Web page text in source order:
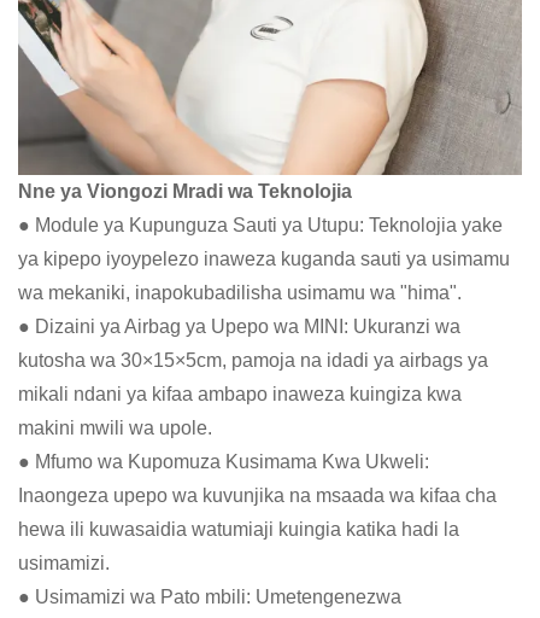
Nne ya Viongozi Mradi wa Teknolojia
● Module ya Kupunguza Sauti ya Utupu: Teknolojia yake
ya kipepo iyoypelezo inaweza kuganda sauti ya usimamu
wa mekaniki, inapokubadilisha usimamu wa "hima".
● Dizaini ya Airbag ya Upepo wa MINI: Ukuranzi wa
kutosha wa 30×15×5cm, pamoja na idadi ya airbags ya
mikali ndani ya kifaa ambapo inaweza kuingiza kwa
makini mwili wa upole.
● Mfumo wa Kupomuza Kusimama Kwa Ukweli:
Inaongeza upepo wa kuvunjika na msaada wa kifaa cha
hewa ili kuwasaidia watumiaji kuingia katika hadi la
usimamizi.
● Usimamizi wa Pato mbili: Umetengenezwa